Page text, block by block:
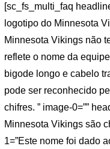
[sc_fs_multi_faq
logotipo do Minnesota
Minnesota Vikings não
reflete o nome da
bigode longo e cabelo
pode ser reconhecido
chifres. ” image-0=””
Minnesota Vikings são
1=”Este nome foi dado